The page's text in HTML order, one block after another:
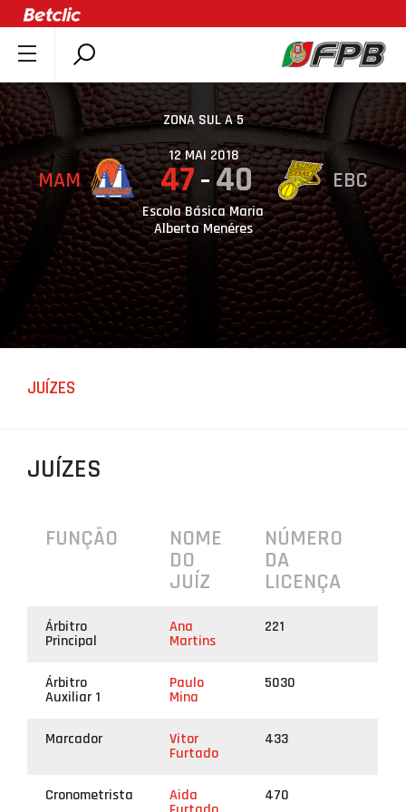
SOBRE A FPB
DOCUMENTOS
ÚLTIMAS
COMPETIÇÕES
ASSOCIAÇÕES
CLUBES
AGENTES
AGENDA
SELEÇÕES
ÁREA TÉCNICA
LIGA BETCLIC MASCULINA
ZONA SUL A 5
12 MAI 2018
MAM 47 40 EBC
Escola Básica Maria
Alberta Menéres
JUÍZES
JUÍZES
FUNÇÃO
NOME
DO
JUÍZ
NÚMERO
DA
LICENÇA
Árbitro
Principal
Ana
Martins
221
Árbitro
Auxiliar 1
Paulo
Mina
5030
Marcador Vitor
Furtado
433
Cronometrista Aida 470